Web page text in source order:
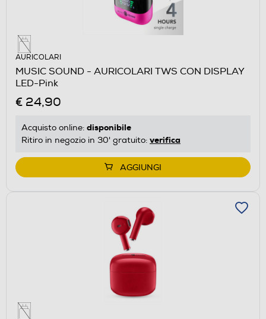
AURICOLARI
MUSIC SOUND - AURICOLARI TWS CON DISPLAY
LED-Pink
€ 24,90
Acquisto online: disponibile
Ritiro in negozio in 30' gratuito: verifica
AGGIUNGI